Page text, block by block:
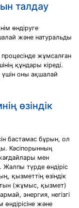
талдау
өндіруге
және натуральды
процесінде жұмсалған
құндары кіреді.
оны ақшалай
өзіндік
бастамас бұрын, ол
Кәсіпорынның
мен
түрде өндіріс
қызметтің өзіндік
(жұмыс, қызмет)
энергия, негізгі
және